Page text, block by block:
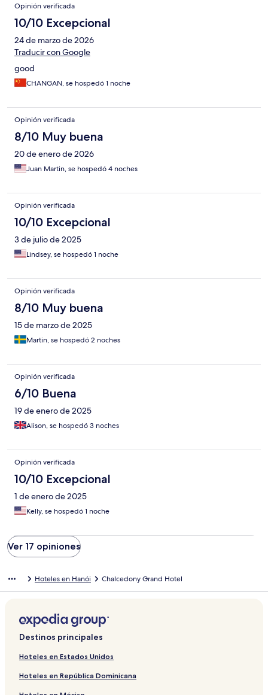
Opinión verificada
10/10 Excepcional
24 de marzo de 2026
Traducir con Google
good
CHANGAN, se hospedó 1 noche
Opinión verificada
8/10 Muy buena
20 de enero de 2026
Juan Martin, se hospedó 4 noches
Opinión verificada
10/10 Excepcional
3 de julio de 2025
Lindsey, se hospedó 1 noche
Opinión verificada
8/10 Muy buena
15 de marzo de 2025
Martin, se hospedó 2 noches
Opinión verificada
6/10 Buena
19 de enero de 2025
Alison, se hospedó 3 noches
Opinión verificada
10/10 Excepcional
1 de enero de 2025
Kelly, se hospedó 1 noche
Ver 17 opiniones
Hoteles en Hanói Chalcedony Grand Hotel
Destinos principales
Hoteles en Estados Unidos
Hoteles en República Dominicana